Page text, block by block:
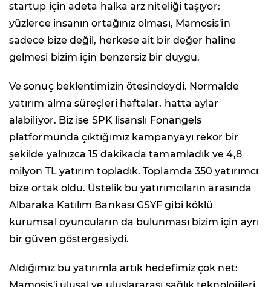
startup için adeta halka arz niteliği taşıyor:
yüzlerce insanın ortağınız olması, Mamosis'in
sadece bize değil, herkese ait bir değer haline
gelmesi bizim için benzersiz bir duygu.
Ve sonuç beklentimizin ötesindeydi. Normalde
yatırım alma süreçleri haftalar, hatta aylar
alabiliyor. Biz ise SPK lisanslı Fonangels
platformunda çıktığımız kampanyayı rekor bir
şekilde yalnızca 15 dakikada tamamladık ve 4,8
milyon TL yatırım topladık. Toplamda 350 yatırımcı
bize ortak oldu. Üstelik bu yatırımcıların arasında
Albaraka Katılım Bankası GSYF gibi köklü
kurumsal oyuncuların da bulunması bizim için ayrı
bir güven göstergesiydi.
Aldığımız bu yatırımla artık hedefimiz çok net: